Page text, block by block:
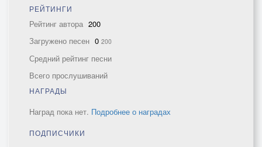
РЕЙТИНГИ
Рейтинг автора 200
Загружено песен 0 200
Средний рейтинг песни
Всего прослушиваний
НАГРАДЫ
Наград пока нет. Подробнее о наградах
ПОДПИСЧИКИ